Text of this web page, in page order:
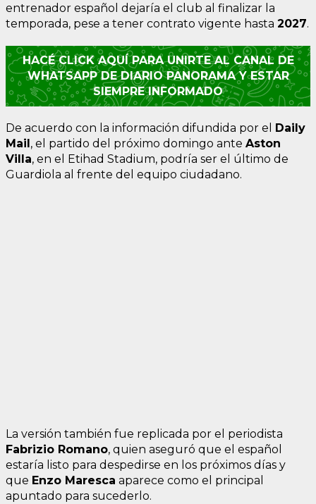
entrenador español dejaría el club al finalizar la
temporada, pese a tener contrato vigente hasta 2027.
HACÉ CLICK AQUÍ PARA UNIRTE AL CANAL DE
WHATSAPP DE DIARIO PANORAMA Y ESTAR
SIEMPRE INFORMADO
De acuerdo con la información difundida por el Daily
Mail, el partido del próximo domingo ante Aston
Villa, en el Etihad Stadium, podría ser el último de
Guardiola al frente del equipo ciudadano.
La versión también fue replicada por el periodista
Fabrizio Romano, quien aseguró que el español
estaría listo para despedirse en los próximos días y
que Enzo Maresca aparece como el principal
apuntado para sucederlo.